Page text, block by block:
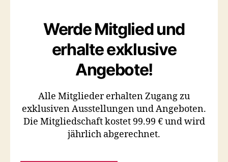
Werde Mitglied und
erhalte exklusive
Angebote!
Alle Mitglieder erhalten Zugang zu
exklusiven Ausstellungen und Angeboten.
Die Mitgliedschaft kostet 99.99 € und wird
jährlich abgerechnet.